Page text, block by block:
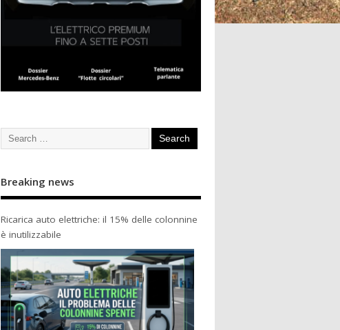
Breaking news
Ricarica auto elettriche: il 15% delle colonnine
è inutilizzabile